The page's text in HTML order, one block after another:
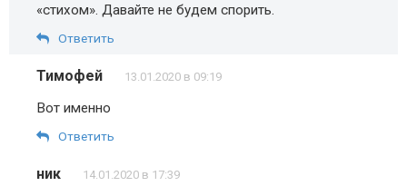
«стихом». Давайте не будем спорить.
Ответить
Тимофей 13.01.2020 в 09:19
Вот именно
Ответить
ник 14.01.2020 в 17:39